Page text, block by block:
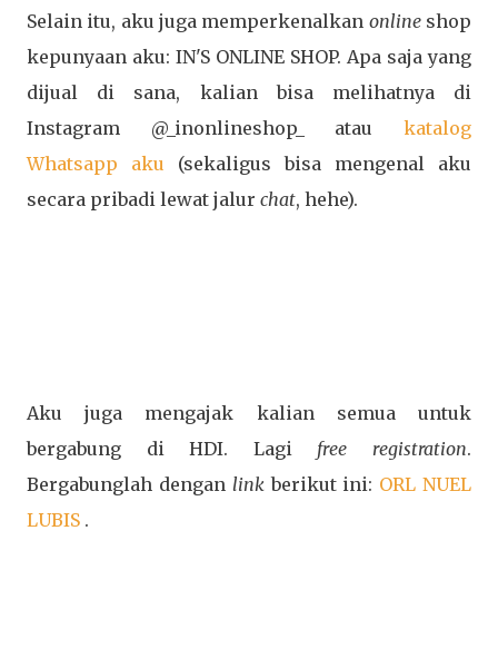
Selain itu, aku juga memperkenalkan onlineshop
kepunyaan aku: IN'S ONLINE SHOP. Apa saja yang
dijual di sana, kalian bisa melihatnya di
Instagram @_inonlineshop_ atau katalog
Whatsapp aku (sekaligus bisa mengenal aku
secara pribadi lewat jalur chat, hehe).
Aku juga mengajak kalian semua untuk
bergabung di HDI. Lagi free registration.
Bergabunglah dengan linkberikut ini: ORL NUEL
LUBIS .